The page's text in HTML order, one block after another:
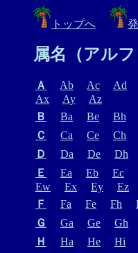
トップへ
属名（アル
Ａ Ab Ac Ad
Ax
Ay
Az
Ｂ
Ba Be Bh
Ｃ
Ca Ce Ch
Ｄ
Da De Dh
Ｅ
Ea Eb Ec
Ew
Ex Ey
Ez
Ｆ
Fa Fe Fh
Ｇ
Ga Ge Gh
Ｈ
Ha He Hi